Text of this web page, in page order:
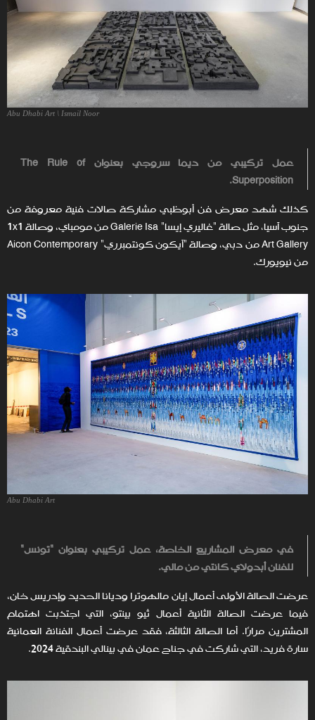
Abu Dhabi Art \ Ismail Noor
عمل تركيبي من ديما سروجي بعنوان The Rule of
Superposition.
كذلك شهد معرض فن أبوظبي مشاركة صالات فنية معروفة من
جنوب آسيا، مثل صالة "غاليري إيسا" Galerie Isa من مومباي، وصالة 1x1
Art Gallery من دبي، وصالة "آيكون كونتمبرري" Aicon Contemporary
من نيويورك.
Abu Dhabi Art
في معرض المشاريع الخاصة، عمل تركيبي بعنوان "تونس"
للفنان أبدولاي كانتي من مالي.
عرضت الصالة الأولى أعمال إيان مالهوترا وديانا الحديد وإدريس خان،
فيما عرضت الصالة الثانية أعمال ثيو بينتو، التي اجتذبت اهتمام
المشترين مرارًا. أما الصالة الثالثة، فقد عرضت أعمال الفنانة العمانية
سارة فريد، التي شاركت في جناح عمان في بينالي البندقية 2024.